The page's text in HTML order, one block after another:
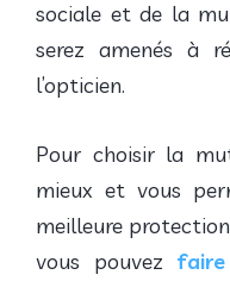
sociale et de la
serez amenés à
l’opticien.
Pour choisir la
mieux et vous
meilleure
vous pouvez